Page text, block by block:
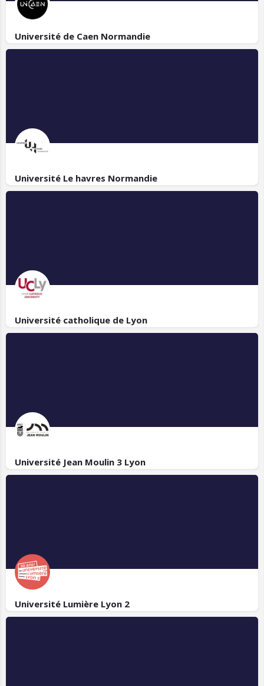
Université de Caen Normandie
Université Le havres Normandie
Université catholique de Lyon
Université Jean Moulin 3 Lyon
Université Lumière Lyon 2